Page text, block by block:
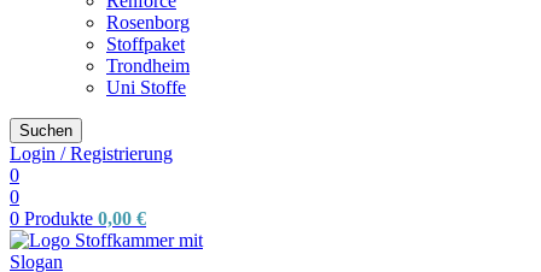
Rosenborg
Stoffpaket
Trondheim
Uni Stoffe
Suchen
Login / Registrierung
0
0
0 Produkte 0,00 €